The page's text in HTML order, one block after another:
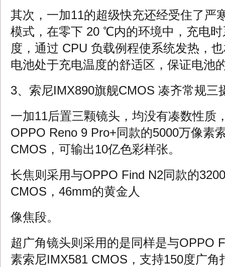
其次，一加11的超级快充还经受住了严
模式，在零下 20 ℃内的环境中，充电
度，通过 CPU 负载例程使系统发热，
电池处于充电温度的舒适区，保证电池
3、索尼IMX890旗舰CMOS 凑齐常规三
一加11后置三颗镜头，均没有凑数性质
OPPO Reno 9 Pro+同款的5000万像素
CMOS，可输出10亿色彩样张。
长焦则采用与OPPO Find N2同款的
CMOS，46mm的黄金人
像焦段。
超广角镜头则采用的是同样是与OPPO
素索尼IMX581 CMOS，支持150度广角